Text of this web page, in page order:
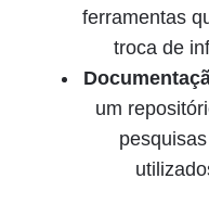
ferramentas
troca de
um